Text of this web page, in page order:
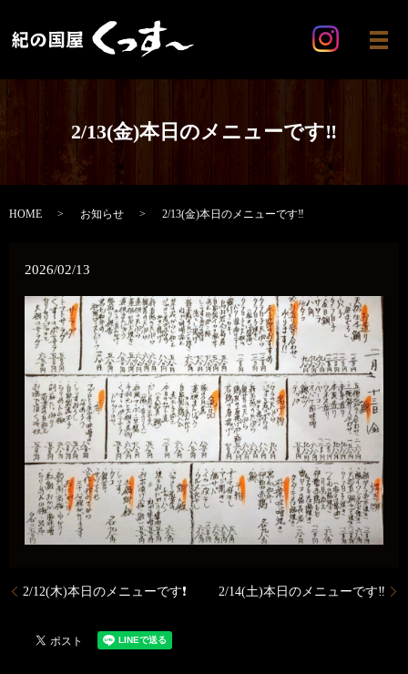
メ
2/13(金)本日のメニューです‼️
HOME お知らせ 2/13(金)本日のメニューです‼️
2026/02/13
2/12(木)本日のメニューです❗️ 2/14(土)本日のメニューです‼️